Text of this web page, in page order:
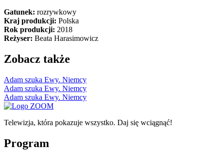
Gatunek: rozrywkowy
Kraj produkcji: Polska
Rok produkcji: 2018
Reżyser: Beata Harasimowicz
Zobacz także
Adam szuka Ewy. Niemcy
Adam szuka Ewy. Niemcy
Adam szuka Ewy. Niemcy
Telewizja, która pokazuje wszystko. Daj się wciągnąć!
Program